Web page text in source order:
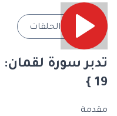
→ جميع الحلقات
19 }
مقدمة